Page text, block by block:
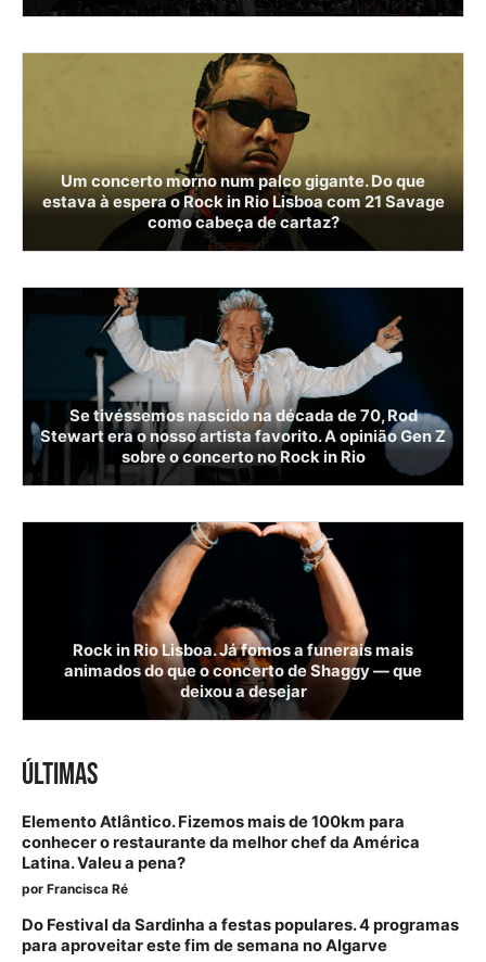
Um concerto morno num palco gigante. Do que
estava à espera o Rock in Rio Lisboa com 21 Savage
como cabeça de cartaz?
Se tivéssemos nascido na década de 70, Rod
Stewart era o nosso artista favorito. A opinião Gen Z
sobre o concerto no Rock in Rio
Rock in Rio Lisboa. Já fomos a funerais mais
animados do que o concerto de Shaggy — que
deixou a desejar
ÚLTIMAS
Elemento Atlântico. Fizemos mais de 100km para
conhecer o restaurante da melhor chef da América
Latina. Valeu a pena?
por Francisca Ré
Do Festival da Sardinha a festas populares. 4 programas
para aproveitar este fim de semana no Algarve